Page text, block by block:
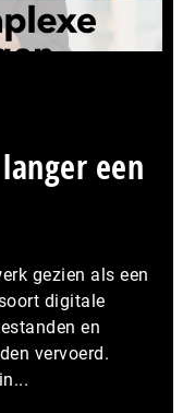
een
gezien als een
digitale
en
vervoerd.